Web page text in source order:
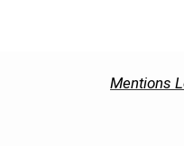
Mentions